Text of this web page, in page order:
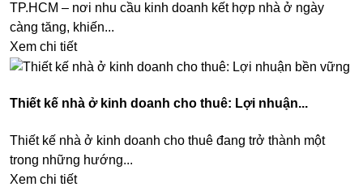
TP.HCM – nơi nhu cầu kinh doanh kết hợp nhà ở ngày
càng tăng, khiến...
Xem chi tiết
Thiết kế nhà ở kinh doanh cho thuê: Lợi nhuận...
Thiết kế nhà ở kinh doanh cho thuê đang trở thành một
trong những hướng...
Xem chi tiết